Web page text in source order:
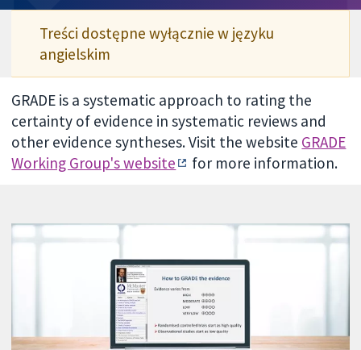
Treści dostępne wyłącznie w języku
angielskim
GRADE is a systematic approach to rating the
certainty of evidence in systematic reviews and
other evidence syntheses. Visit the website GRADE
Working Group's website
for more information.